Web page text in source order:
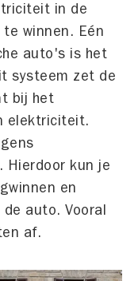
in de
winnen. Eén
auto's is het
systeem zet de
bij het
elektriciteit.
Hierdoor kun je
en
auto. Vooral
af.